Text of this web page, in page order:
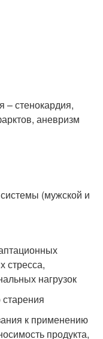
– стенокардия,
аневризм
(мужской и
стресса,
нагрузок
к применению
продукта,